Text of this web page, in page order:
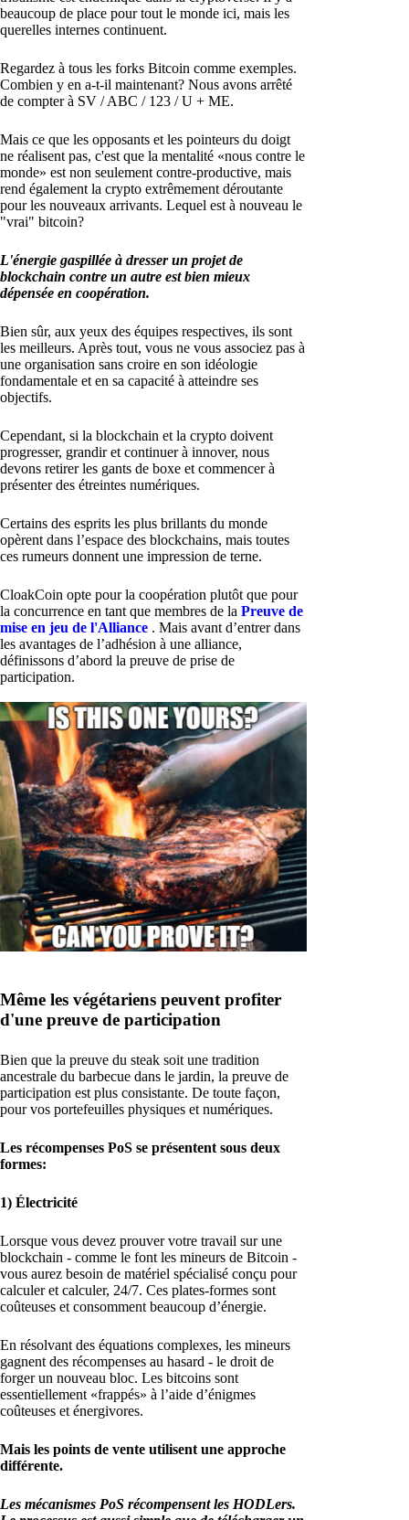
beaucoup de place pour tout le monde ici, mais les
querelles internes continuent.
Regardez à tous les forks Bitcoin comme exemples.
Combien y en a-t-il maintenant? Nous avons arrêté
de compter à SV / ABC / 123 / U + ME.
Mais ce que les opposants et les pointeurs du doigt
ne réalisent pas, c'est que la mentalité «nous contre le
monde» est non seulement contre-productive, mais
rend également la crypto extrêmement déroutante
pour les nouveaux arrivants. Lequel est à nouveau le
"vrai" bitcoin?
L'énergie gaspillée à dresser un projet de
blockchain contre un autre est bien mieux
dépensée en coopération.
Bien sûr, aux yeux des équipes respectives, ils sont
les meilleurs. Après tout, vous ne vous associez pas à
une organisation sans croire en son idéologie
fondamentale et en sa capacité à atteindre ses
objectifs.
Cependant, si la blockchain et la crypto doivent
progresser, grandir et continuer à innover, nous
devons retirer les gants de boxe et commencer à
présenter des étreintes numériques.
Certains des esprits les plus brillants du monde
opèrent dans l’espace des blockchains, mais toutes
ces rumeurs donnent une impression de terne.
CloakCoin opte pour la coopération plutôt que pour
la concurrence en tant que membres de la Preuve de
mise en jeu de l'Alliance . Mais avant d’entrer dans
les avantages de l’adhésion à une alliance,
définissons d’abord la preuve de prise de
participation.
Même les végétariens peuvent profiter
d'une preuve de participation
Bien que la preuve du steak soit une tradition
ancestrale du barbecue dans le jardin, la preuve de
participation est plus consistante. De toute façon,
pour vos portefeuilles physiques et numériques.
Les récompenses PoS se présentent sous deux
formes:
1) Électricité
Lorsque vous devez prouver votre travail sur une
blockchain - comme le font les mineurs de Bitcoin -
vous aurez besoin de matériel spécialisé conçu pour
calculer et calculer, 24/7. Ces plates-formes sont
coûteuses et consomment beaucoup d’énergie.
En résolvant des équations complexes, les mineurs
gagnent des récompenses au hasard - le droit de
forger un nouveau bloc. Les bitcoins sont
essentiellement «frappés» à l’aide d’énigmes
coûteuses et énergivores.
Mais les points de vente utilisent une approche
différente.
Les mécanismes PoS récompensent les HODLers.